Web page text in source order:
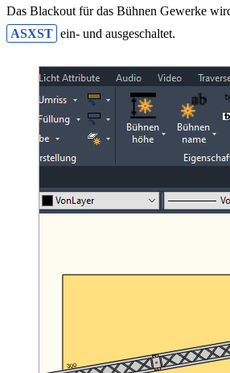
Das Blackout für das Bühnen Gewerke
ASXST ein- und ausgeschaltet.